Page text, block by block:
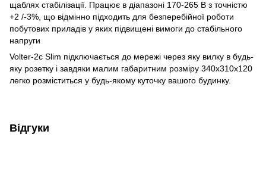
щаблях стабілізації. Працює в діапазоні 170-265 В з точністю
+2 /-3%, що відмінно підходить для безперебійної роботи
побутових приладів у яких підвищені вимоги до стабільного
напруги
Volter-2c Slim підключається до мережі через яку вилку в будь-
яку розетку і завдяки малим габаритним розміру 340х310х120
легко розміститься у будь-якому куточку вашого будинку.
Відгуки